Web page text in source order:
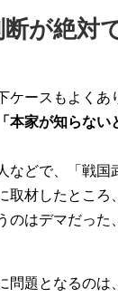
が絶対
ケースもよくあ
「本家が知らな
などで、「戦国
取材したとこ
のはデマだった
問題となるの